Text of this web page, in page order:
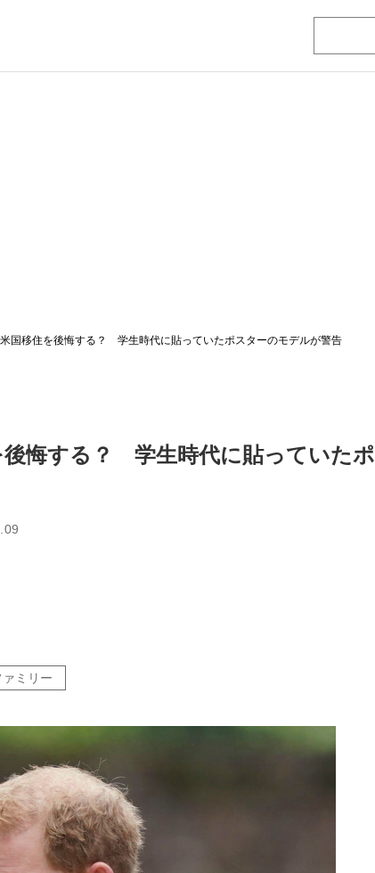
国移住を後悔する？ 学生時代に貼っていたポスターのモデルが警告
後悔する？ 学生時代に貼っていたポ
ミリー